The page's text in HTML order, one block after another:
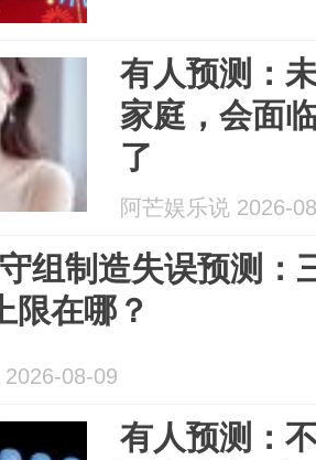
有人预测：
家庭，会面
了
阿芒娱乐说 2026-
组制造失误预测：
限在哪？
08-09
有人预测：